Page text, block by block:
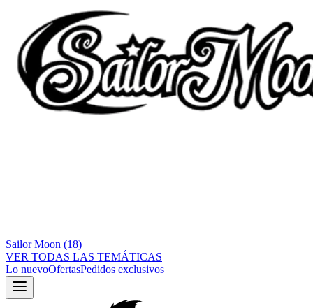
Sailor Moon (18)
VER TODAS LAS TEMÁTICAS
Lo nuevoOfertasPedidos exclusivos